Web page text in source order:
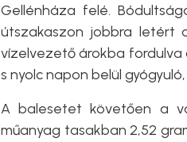
Gellénháza felé.
útszakaszon jobbra letért
vízelvezető árokba
s nyolc napon belül
A balesetet követően a
műanyag tasakban 2,52